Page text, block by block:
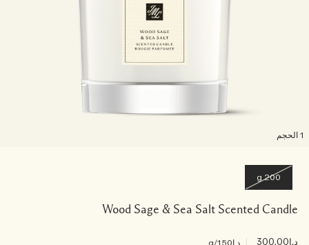
200 g
Wood Sage & Sea Salt Scented Candle
د.إ300.00